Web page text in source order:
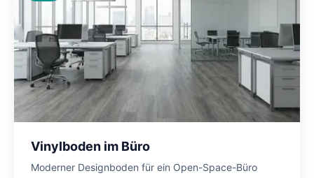
Vinylboden im Büro
Moderner Designboden für ein Open-Space-Büro